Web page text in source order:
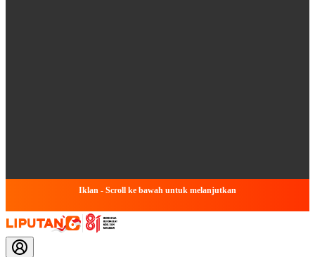
Iklan - Scroll ke bawah untuk melanjutkan